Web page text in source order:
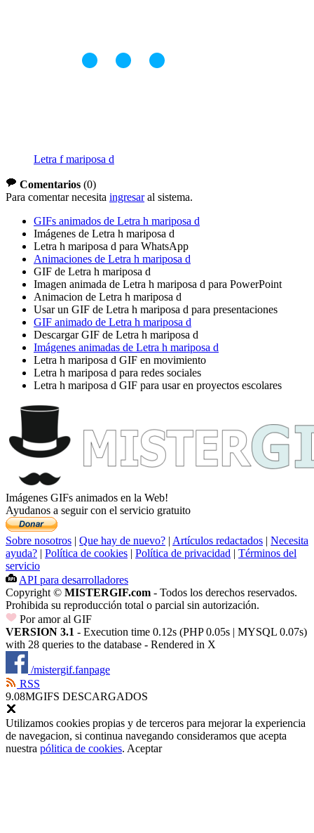
Letra f mariposa d
Comentarios (0)
Para comentar necesita ingresaral sistema.
GIFs animados de Letra h mariposa d
Imágenes de Letra h mariposa d
Letra h mariposa d para WhatsApp
Animaciones de Letra h mariposa d
GIF de Letra h mariposa d
Imagen animada de Letra h mariposa d para PowerPoint
Animacion de Letra h mariposa d
Usar un GIF de Letra h mariposa d para presentaciones
GIF animado de Letra h mariposa d
Descargar GIF de Letra h mariposa d
Imágenes animadas de Letra h mariposa d
Letra h mariposa d GIF en movimiento
Letra h mariposa d para redes sociales
Letra h mariposa d GIF para usar en proyectos escolares
Imágenes GIFs animados en la Web!
Ayudanos a seguir con el servicio gratuito
Sobre nosotros | Que hay de nuevo? | Artículos redactados | Necesita
ayuda? | Política de cookies | Política de privacidad | Términos del
servicio
API para desarrolladores
Copyright © MISTERGIF.com - Todos los derechos reservados.
Prohibida su reproducción total o parcial sin autorización.
Por amor al GIF
VERSION 3.1 - Execution time 0.12s (PHP 0.05s | MYSQL 0.07s)
with 28 queries to the database - Rendered in X
/mistergif.fanpage
RSS
9.08MGIFS DESCARGADOS
Utilizamos cookies propias y de terceros para mejorar la experiencia
de navegacion, si continua navegando consideramos que acepta
nuestra pólitica de cookies. Aceptar